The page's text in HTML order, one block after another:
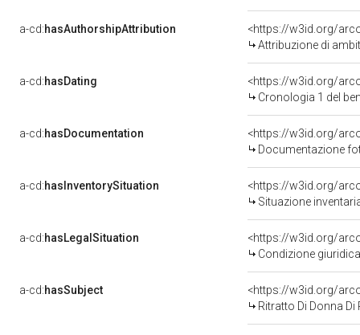
a-cd:hasAuthorshipAttribution
<https://w3id.org/
Attribuzione di
a-cd:hasDating
<https://w3id.org/
Cronologia 1 del
a-cd:hasDocumentation
Documentazione
a-cd:hasInventorySituation
<https://w3id.org/
Situazione
a-cd:hasLegalSituation
<https://w3id.org/
Condizione
a-cd:hasSubject
<https://w3id.org/
Ritratto Di Donna Di